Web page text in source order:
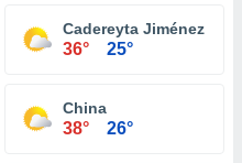
Cadereyta Jiménez
36° 25°
China
38° 26°